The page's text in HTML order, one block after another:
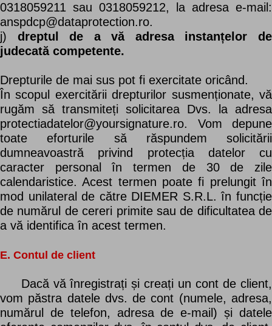
0318059211 sau 0318059212, la adresa e-mail:
anspdcp@dataprotection.ro.
j) dreptul de a vă adresa instanțelor de
judecată competente.
Drepturile de mai sus pot fi exercitate oricând.
În scopul exercitării drepturilor susmenționate, vă
rugăm să transmiteți solicitarea Dvs. la adresa
protectiadatelor@yoursignature.ro. Vom depune
toate eforturile să răspundem solicitării
dumneavoastră privind protecția datelor cu
caracter personal în termen de 30 de zile
calendaristice. Acest termen poate fi prelungit în
mod unilateral de către DIEMER S.R.L. în funcție
de numărul de cereri primite sau de dificultatea de
a vă identifica în acest termen.
E. Contul de client
Dacă vă înregistrați și creați un cont de client,
vom păstra datele dvs. de cont (numele, adresa,
numărul de telefon, adresa de e-mail) și datele